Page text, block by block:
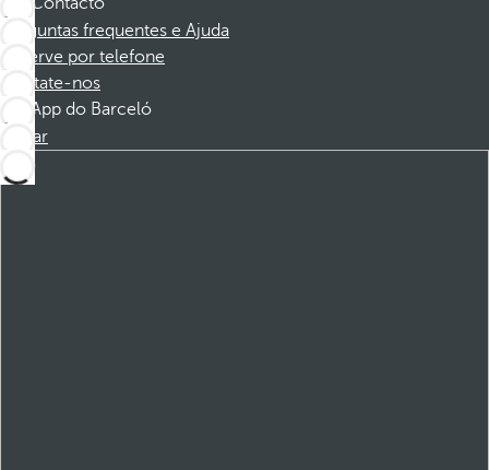
Perguntas frequentes e Ajuda
Reserve por telefone
Contate-nos
App do Barceló
Baixar